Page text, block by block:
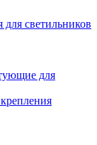
светильников
для